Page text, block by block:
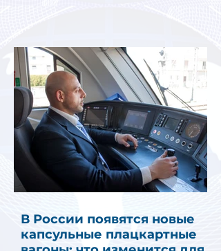
В России появятся новые
капсульные плацкартные